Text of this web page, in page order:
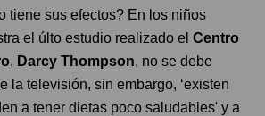
tiene sus efectos? En los niños
el últo estudio realizado el Centro
, Darcy Thompson, no se debe
la televisión, sin embargo, ‘existen
a tener dietas poco saludables' y a